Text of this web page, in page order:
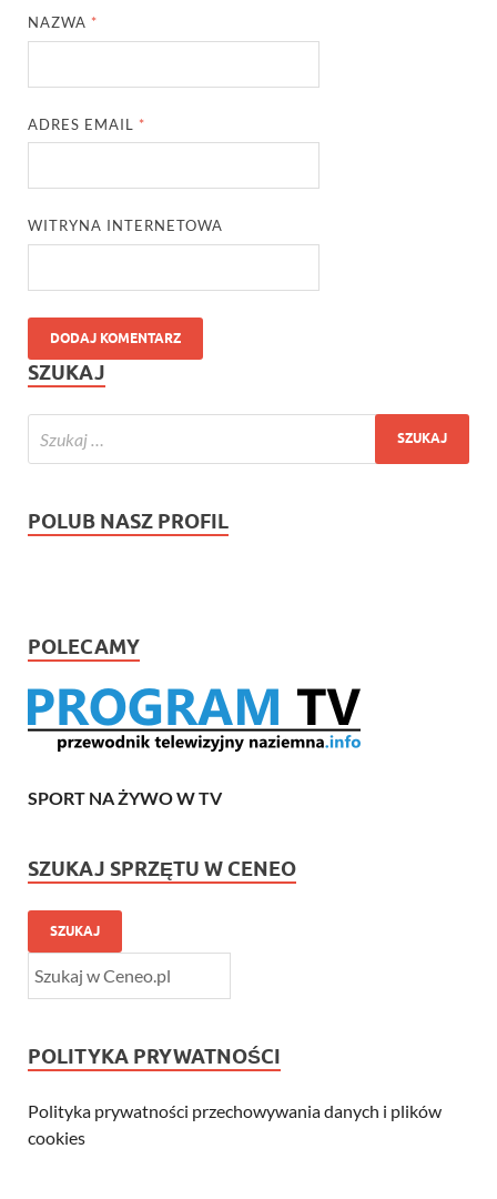
NAZWA *
ADRES EMAIL *
WITRYNA INTERNETOWA
SZUKAJ
POLUB NASZ PROFIL
POLECAMY
SPORT NA ŻYWO W TV
SZUKAJ SPRZĘTU W CENEO
SZUKAJ
POLITYKA PRYWATNOŚCI
Polityka prywatności przechowywania danych i plików
cookies